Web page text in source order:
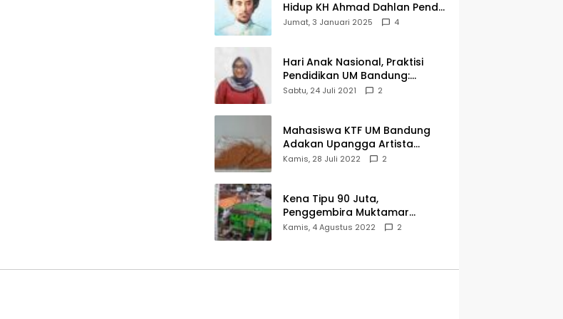
Hidup KH Ahmad Dahlan Pendiri
Muhammadiyah
Jumat, 3 Januari 2025 4
Hari Anak Nasional, Praktisi
Pendidikan UM Bandung:
Mereka Generasi Penerus
Sabtu, 24 Juli 2021 2
Mahasiswa KTF UM Bandung
Adakan Upangga Artista
Exhibition, Ini Salah Satu
Kamis, 28 Juli 2022 2
Kena Tipu 90 Juta,
Penggembira Muktamar
Muhammadiyah Aisyiyah Asal
Kamis, 4 Agustus 2022 2